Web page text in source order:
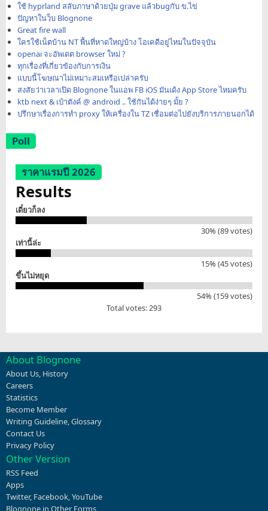
ใช้ hyprland สลับภาษาด้วยปุ่ม grave แล้วbugกับ ข.ไข่
ปัญหาในว็บ Blognone
Great fire wall
ใครใช้เน็ตบ้าน NT พื้นที่หาดใหญ่บ้าง โอเคดีอยู่ไหมในปัจจุบัน
openai จะอัพเดต browser ใหม่ ?
ทุกเรื่องที่เกี่ยวข้องกับการเงิน
แบบนี้โฆษณาไม่เหมาะสมเหรือเปล่าครับ
สงสัยว่าเวลาเปิด Blognone ในแอพ FB iOS มันเด้ง App Store ไหมครับ
ktb next & เป๋าตังค์ @ android .. ใช้กันได้ง่ายๆ มั้ย ?
ปรึกษาเรื่องการทำ proxy ให้เครื่องใน TZ เชื่อมต่อไปยังบริการภายนอกได้
Poll
ราคาแรมปี 2026
Results
เดี๋ยวก็ลง
30% (89 votes)
เท่านี้ล่ะ
15% (45 votes)
ขึ้นไม่หยุด
54% (159 votes)
Total votes: 293
About Blognone
About Us, History
Careers
Statistics
Become Member
Writing Guideline,Glossary
Contact Us
Privacy Policy
Other Version
RSS Feed
Apps
Twitter, Facebook,YouTube